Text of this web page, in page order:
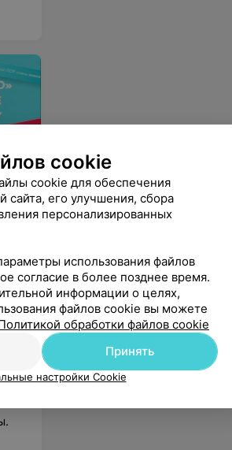
cookie
cookie для обеспечения
сайта, его улучшения, сбора
персонализированных
использования файлов
согласие в более позднее время.
информации о целях,
файлов cookie вы можете
обработки файлов cookie
Принять
настройки Cookie